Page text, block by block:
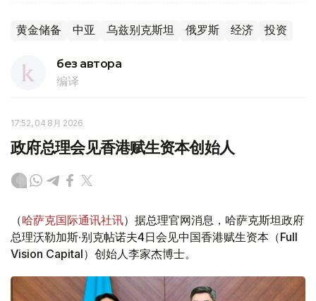
黄金储备 中亚 乌兹别克斯坦 俄罗斯 经济 投资
без автора
编译
17:52, 04 8月 2026
政府总理会见香港赋生资本创始人
（哈萨克国际通讯社讯）据总理官网消息，哈萨克斯坦政府
总理沃勒加斯·别克帖诺夫4日会见中国香港赋生资本（Full
Vision Capital）创始人李家杰博士。